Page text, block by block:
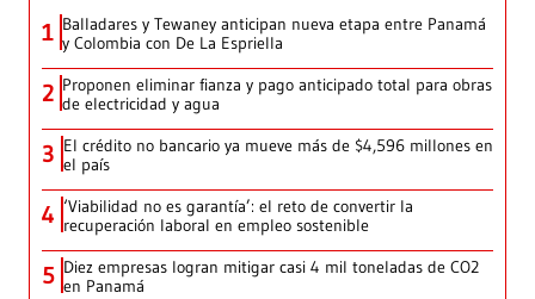
1 Balladares y Tewaney anticipan nueva etapa entre Panamá
y Colombia con De La Espriella
2 Proponen eliminar fianza y pago anticipado total para obras
de electricidad y agua
3 El crédito no bancario ya mueve más de $4,596 millones en
el país
4 ‘Viabilidad no es garantía’: el reto de convertir la
recuperación laboral en empleo sostenible
5 Diez empresas logran mitigar casi 4 mil toneladas de CO2
en Panamá